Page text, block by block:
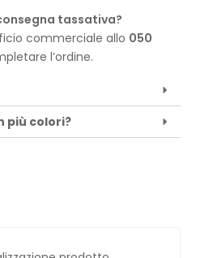
tassativa?
commerciale allo 050
l’ordine.
più colori?